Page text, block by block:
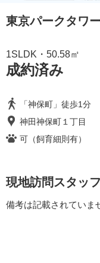
東京パークタワー
1SLDK・50.58㎡
成約済み
「神保町」徒歩1分
神田神保町１丁目
可（飼育細則有）
現地訪問スタッ
備考は記載されていま